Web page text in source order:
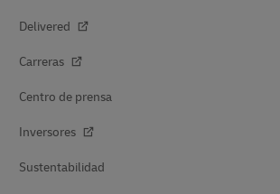
Delivered
Carreras
Centro de prensa
Inversores
Sustentabilidad